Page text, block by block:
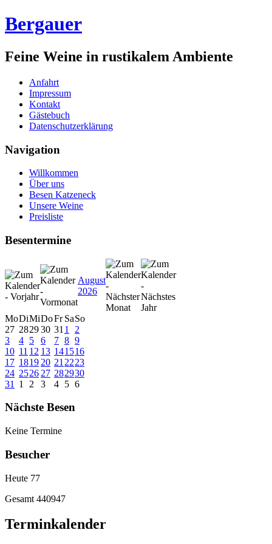
Bergauer
Feine Weine in rustikalem Ambiente
Anfahrt
Impressum
Kontakt
Gästebuch
Datenschutzerklärung
Navigation
Willkommen
Über uns
Besen Katzeneck
Unsere Weine
Preisliste
Besentermine
August
2026
MoDiMiDoFr SaSo
27 282930 31 1
2
3
4 5 6 7 8 9
10 11 12 13 141516
17 1819 20 21 2223
24 2526 27 282930
31
1 2 3 4 5 6
Nächste Besen
Keine Termine
Besucher
Heute 77
Gesamt 440947
Terminkalender